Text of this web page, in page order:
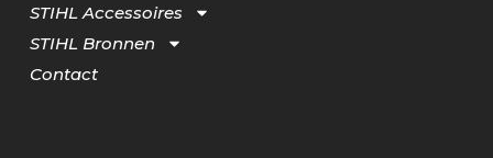
STIHL Accessoires
STIHL Bronnen
Contact